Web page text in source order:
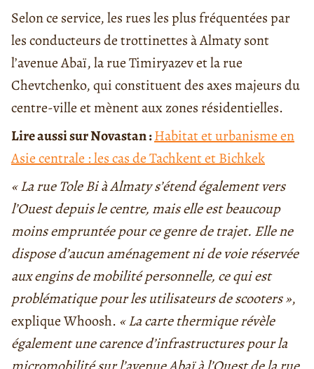
Selon ce service, les rues les plus fréquentées par
les conducteurs de trottinettes à Almaty sont
l’avenue Abaï, la rue Timiryazev et la rue
Chevtchenko, qui constituent des axes majeurs du
centre-ville et mènent aux zones résidentielles.
Lire aussi sur Novastan :Habitat et urbanisme en
Asie centrale : les cas de Tachkent et Bichkek
« La rue Tole Bi à Almaty s’étend également vers
l’Ouest depuis le centre, mais elle est beaucoup
moins empruntée pour ce genre de trajet. Elle ne
dispose d’aucun aménagement ni de voie réservée
aux engins de mobilité personnelle, ce qui est
problématique pour les utilisateurs de scooters »,
explique Whoosh. « La carte thermique révèle
également une carence d’infrastructures pour la